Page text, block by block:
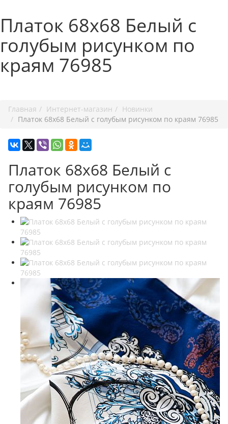
Платок 68х68 Белый с
голубым рисунком по
краям 76985
Главная Интернет-магазин
Новинки
Платок 68х68 Белый с голубым рисунком по краям 76985
Платок 68х68 Белый с
голубым рисунком по
краям 76985